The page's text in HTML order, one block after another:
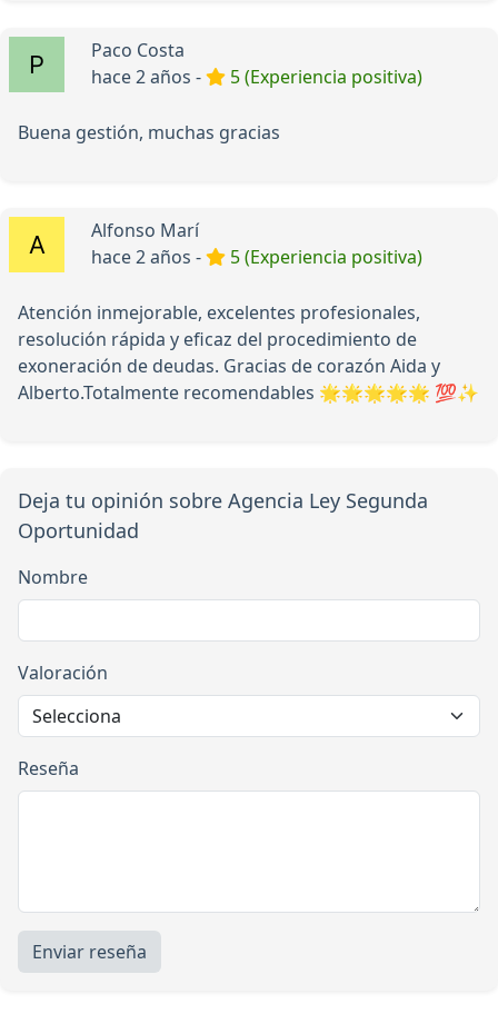
Paco Costa
hace 2 años -
5 (Experiencia positiva)
Buena gestión, muchas gracias
Alfonso Marí
hace 2 años -
5 (Experiencia positiva)
Atención inmejorable, excelentes profesionales,
resolución rápida y eficaz del procedimiento de
exoneración de deudas. Gracias de corazón Aida y
Alberto.Totalmente recomendables 🌟🌟🌟🌟🌟 💯✨
Deja tu opinión sobre Agencia Ley Segunda
Oportunidad
Nombre
Valoración
Reseña
Enviar reseña